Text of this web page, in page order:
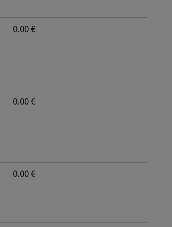
0.00 €
0.00 €
0.00 €